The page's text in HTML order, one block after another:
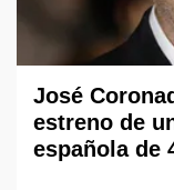
José
estreno de
española de